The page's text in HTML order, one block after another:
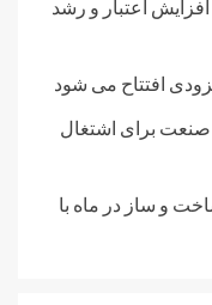
افزایش اعتبار و رشد
افتتاح می شود
صنعت برای اشتغال
و ساز در ماه با